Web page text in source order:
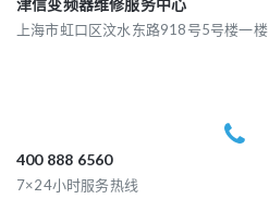
津信变频器维修服务中心
上海市虹口区汶水东路918号5号楼一楼
400 888 6560
7×24小时服务热线